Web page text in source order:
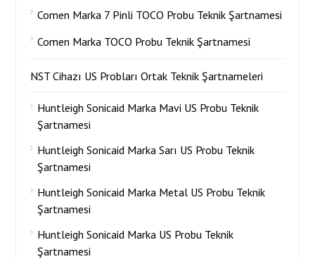
Comen Marka 7 Pinli TOCO Probu Teknik Şartnamesi
Comen Marka TOCO Probu Teknik Şartnamesi
NST Cihazı US Probları Ortak Teknik Şartnameleri
Huntleigh Sonicaid Marka Mavi US Probu Teknik
Şartnamesi
Huntleigh Sonicaid Marka Sarı US Probu Teknik
Şartnamesi
Huntleigh Sonicaid Marka Metal US Probu Teknik
Şartnamesi
Huntleigh Sonicaid Marka US Probu Teknik
Şartnamesi